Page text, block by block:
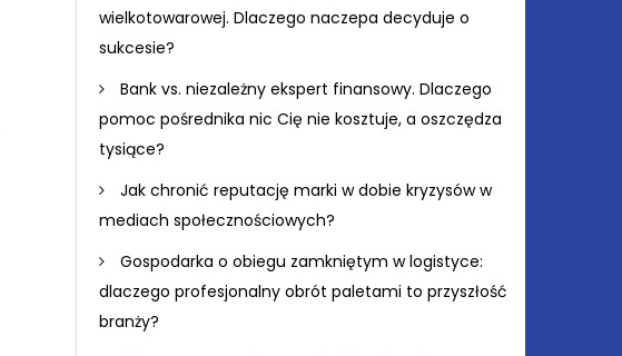
wielkotowarowej. Dlaczego naczepa decyduje o
sukcesie?
Bank vs. niezależny ekspert finansowy. Dlaczego
pomoc pośrednika nic Cię nie kosztuje, a oszczędza
tysiące?
Jak chronić reputację marki w dobie kryzysów w
mediach społecznościowych?
Gospodarka o obiegu zamkniętym w logistyce:
dlaczego profesjonalny obrót paletami to przyszłość
branży?